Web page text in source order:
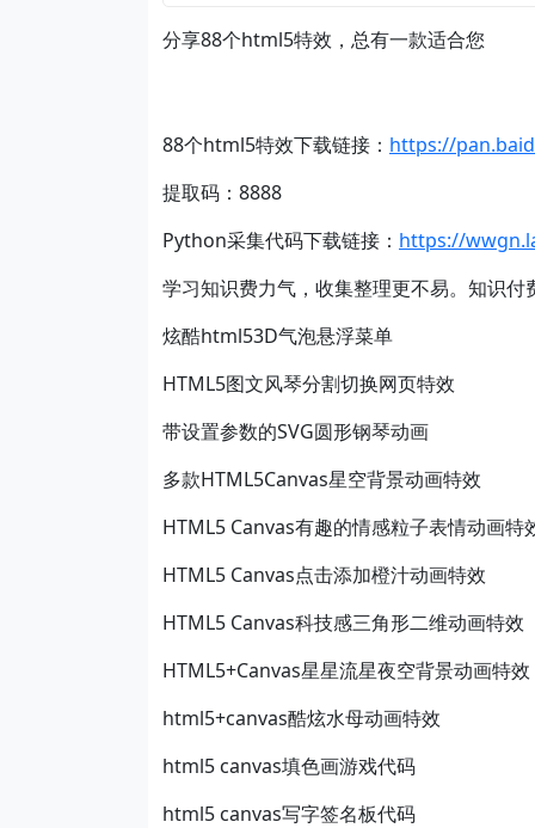
分享88个html5特效，总有一款适合您
88个html5特效下载链接： https://
提取码：8888
Python采集代码下载链接： https://
学习知识费力气，收集整理更不易。知识
炫酷html53D气泡悬浮菜单
HTML5图文风琴分割切换网页特效
带设置参数的SVG圆形钢琴动画
多款HTML5Canvas星空背景动画特效
HTML5 Canvas有趣的情感粒子表情动画特
HTML5 Canvas点击添加橙汁动画特效
HTML5 Canvas科技感三角形二维动画特效
HTML5+Canvas星星流星夜空背景动画特效
html5+canvas酷炫水母动画特效
html5 canvas填色画游戏代码
html5 canvas写字签名板代码